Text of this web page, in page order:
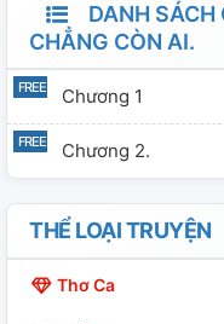
DANH SÁCH
CHẲNG CÒN AI.
Chương 1
Chương 2.
THỂ LOẠI TRUYỆN
Thơ Ca